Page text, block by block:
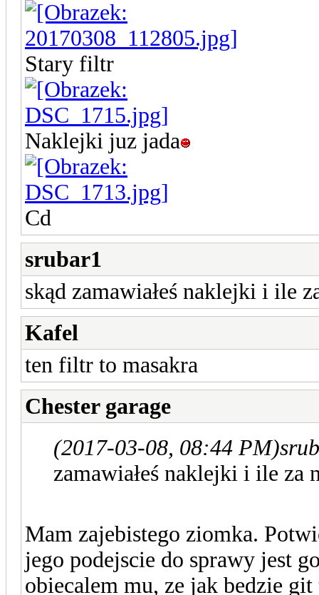
Stary filtr
Naklejki juz jada
Cd
srubar1
skąd zamawiałeś naklejki i ile
Kafel
ten filtr to masakra
Chester garage
(2017-03-08, 08:44 PM)
zamawiałeś naklejki i ile za
Mam zajebistego ziomka.
jego podejscie do sprawy jest
obiecalem mu, ze jak bedzie